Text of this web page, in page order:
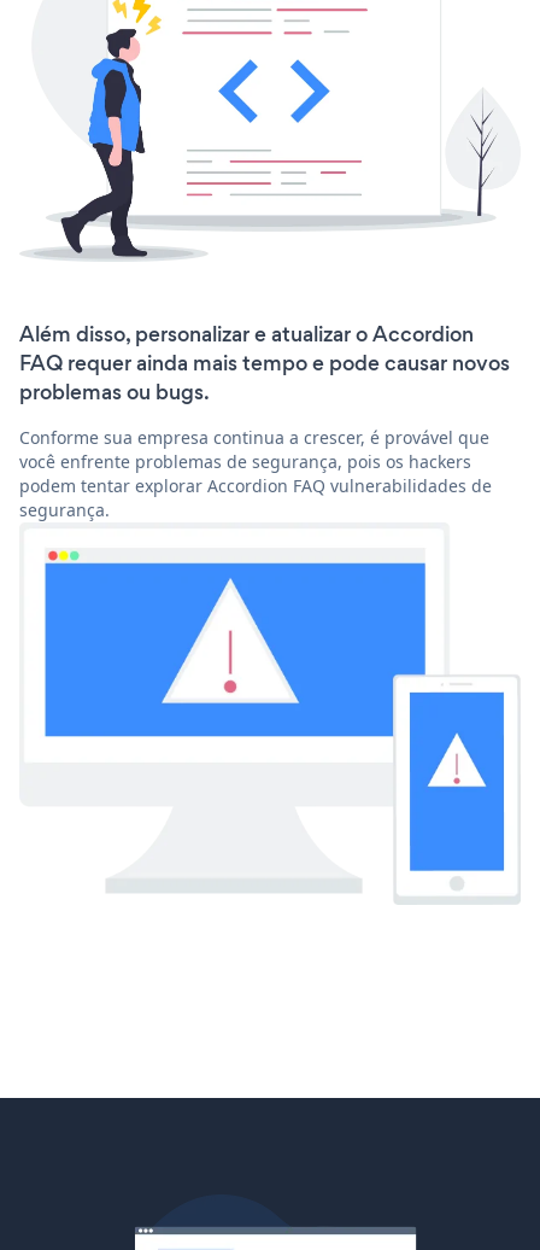
Além disso, personalizar e atualizar o Accordion
FAQ requer ainda mais tempo e pode causar novos
problemas ou bugs.
Conforme sua empresa continua a crescer, é provável que
você enfrente problemas de segurança, pois os hackers
podem tentar explorar Accordion FAQ vulnerabilidades de
segurança.